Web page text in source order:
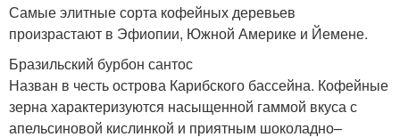
Самые элитные сорта кофейных деревьев
произрастают в Эфиопии, Южной Америке и Йемене.
Бразильский бурбон сантос
Назван в честь острова Карибского бассейна. Кофейные
зерна характеризуются насыщенной гаммой вкуса с
апельсиновой кислинкой и приятным шоколадно–